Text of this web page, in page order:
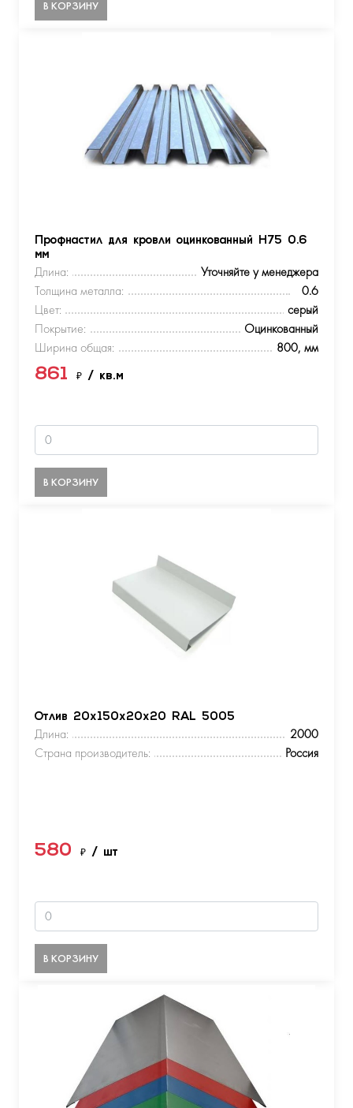
В КОРЗИНУ
Профнастил для кровли оцинкованный Н75 0.6
мм
Длина:
Уточняйте у менеджера
Толщина металла:
0.6
Цвет:
серый
Покрытие:
Оцинкованный
Ширина общая:
800, мм
861 ₽ / кв.м
В КОРЗИНУ
Отлив 20х150х20х20 RAL 5005
Длина:
2000
Страна производитель:
Россия
580 ₽ / шт
В КОРЗИНУ